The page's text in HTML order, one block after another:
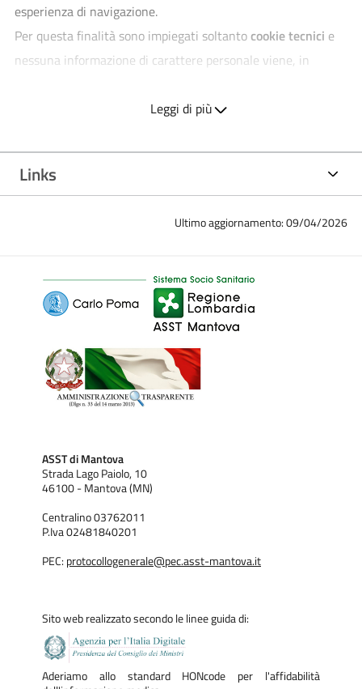
esperienza di navigazione.
Per questa finalità sono impiegati soltanto cookie tecnici e
nessuna informazione di carattere personale viene, in
tracciamento e per la profilazione degli utenti -
Il sito istituzionale dell'Azienda Socio Sanitaria Territoriale di
temporary cookies> trasmettono identificativi di sessione
necessari per consentire l’esplorazione sicura ed efficiente
Non vengono memorizzati in modo persistente sul computer
dell’utente e svaniscono con la chiusura del browser.
I cookie di sessione utilizzati in questo sito evitano il ricorso
utenti e non consentono l’acquisizione di dati personali
identificativi dell’utente;
parti [Google]> forniscono informazioni sulla navigazione
su di essa, per ottimizzare il servizio offerto dal sito
web. Questo tipo di cookie rimane attivo nel pc fino alla sua
data di scadenza o alla sua cancellazione da parte
Leggi di più
Links
Ultimo aggiornamento: 09/04/2026
ASST di Mantova
Strada Lago Paiolo, 10
46100 - Mantova (MN)
Centralino 03762011
P.Iva 02481840201
PEC: protocollogenerale@pec.asst-mantova.it
Sito web realizzato secondo le linee guida di:
Aderiamo allo standard HONcode per l'affidabilità